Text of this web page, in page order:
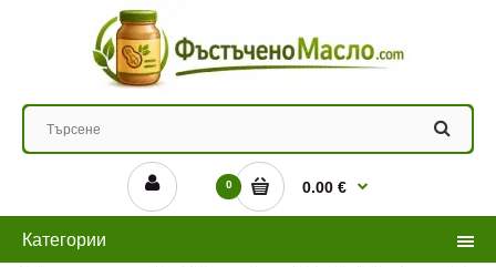
0 0.00 €
Категории